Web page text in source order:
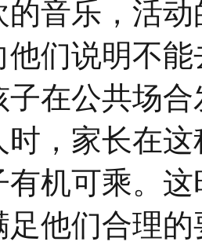
的音乐，活
他们说明不
子在公共场
时，家长在
有机可乘。
足他们合理